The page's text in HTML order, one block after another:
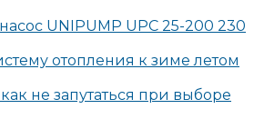
UNIPUMP UPC 25-200 230
отопления к зиме летом
не запутаться при выборе